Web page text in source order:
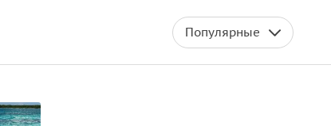
Популярные